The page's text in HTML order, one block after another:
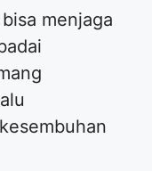
menjaga